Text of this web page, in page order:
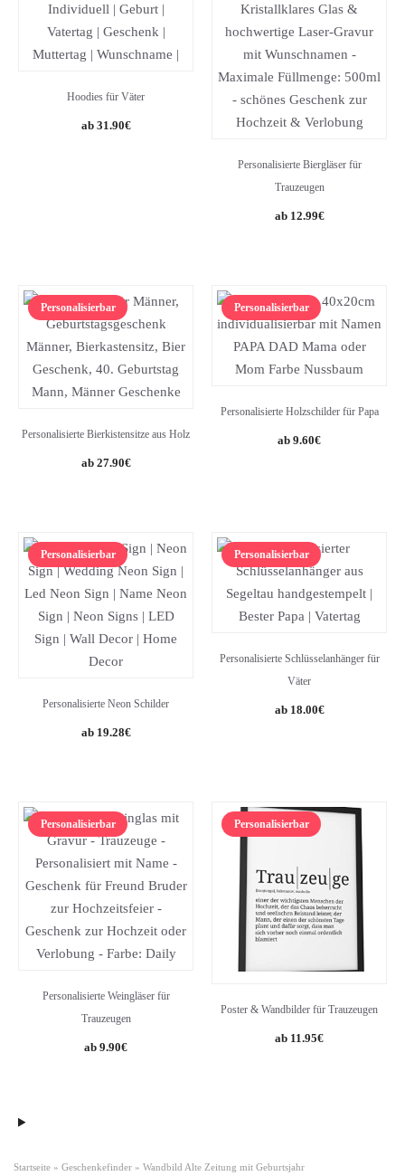
Hoodies für Väter
31.90€
Personalisierte Biergläser für
Trauzeugen
12.99€
Personalisierbar
Personalisierte Bierkistensitze aus Holz
27.90€
Personalisierbar
Personalisierte Holzschilder für Papa
Original
9.60€Current
Personalisierbar
Personalisierte Neon Schilder
Original
19.28€Current
Personalisierbar
Personalisierte Schlüsselanhänger für
Väter
18.00€
Personalisierbar
Personalisierte Weingläser für
Trauzeugen
9.90€
Personalisierbar
Poster & Wandbilder für Trauzeugen
11.95€
Startseite » Geschenkefinder » Wandbild Alte Zeitung mit Geburtsjahr